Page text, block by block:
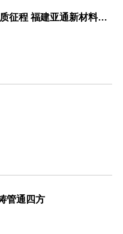
踏寻红色研学之路，奋楫蓝海新质征程 福建亚通新材料科技股份有限公司党支部联合福建省渔业行业协会党支部开展主题共建活动
管通四方